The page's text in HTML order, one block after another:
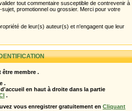
tout commentaire susceptible de contrevenir à
promotionnel ou grossier. Merci pour votre
de leur(s) auteur(s) et n'engagent que leur
membre .
.
en haut à droite dans la partie
.
vous enregistrer gratuitement en Cliquant